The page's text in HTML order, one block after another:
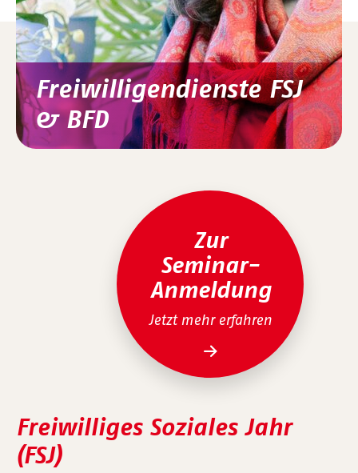
Freiwilligendienste FSJ
& BFD
Freiwilliges Soziales Jahr
(FSJ)
Zur
Seminar-
Anmeldung
Jetzt mehr erfahren